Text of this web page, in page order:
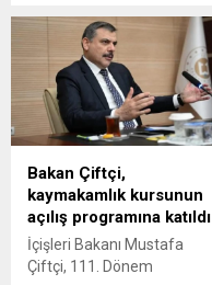
dışkı ve salyasıyla kirlenmiş
ortamların solunmasıyla
bulaştığını söyleyerek, yaz
aylarında kırsal alan
kullanımı ve kapalı alan
temaslarının artmasıyla
riskin yükselebileceği
uyarısında bulundu. Prof. Dr.
Bayındır, “Grip benzeri
belirtilerle başlayabilen bu
hastalık bazı vakalarda ağır
akciğer ve böbrek
Bakan Çiftçi,
kaymakamlık kursunun
açılış programına katıldı
İçişleri Bakanı Mustafa
Çiftçi, 111. Dönem